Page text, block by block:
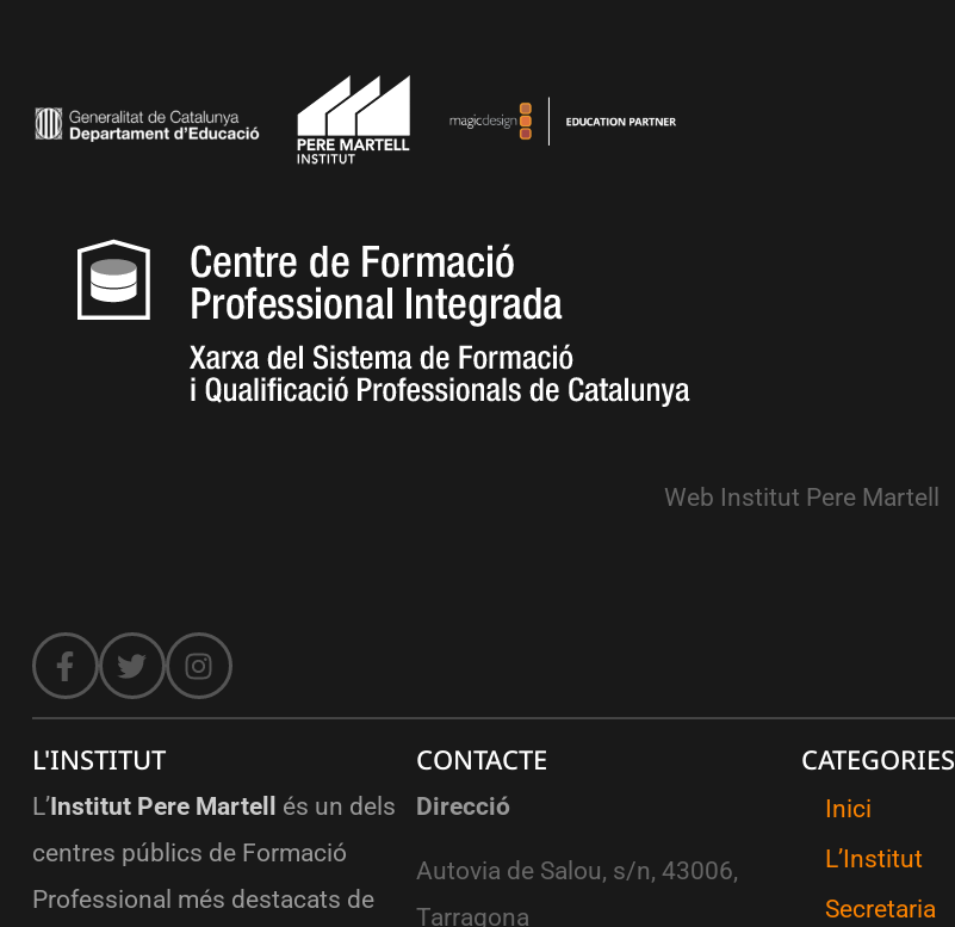
Web Institut Pere Martell
L'INSTITUT
L’Institut Pere Martell
és un dels
centres públics de Formació
Professional més destacats de
CONTACTE
Direcció
Autovia de Salou, s/n, 43006,
Tarragona
CATEGORIES
Inici
L’Institut
Secretaria